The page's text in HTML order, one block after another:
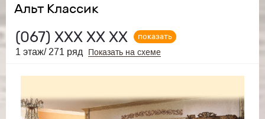
Альт Классик
(067) ХХХ ХХ ХХ
показать
1 этаж/ 271 ряд
Показать на схеме